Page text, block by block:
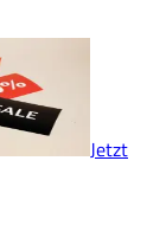
Jetzt